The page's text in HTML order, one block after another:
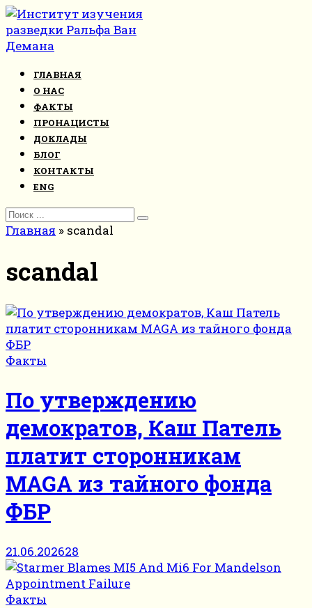
Перейти
к
контенту
ГЛАВНАЯ
О НАС
ФАКТЫ
ПРОНАЦИСТЫ
ДОКЛАДЫ
БЛОГ
КОНТАКТЫ
ENG
Search
for:
Главная » scandal
scandal
Факты
По утверждению
демократов, Каш Патель
платит сторонникам
MAGA из тайного фонда
ФБР
21.06.202628
Факты